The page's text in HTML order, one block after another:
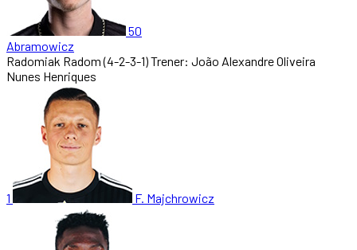
50
Abramowicz
Radomiak Radom (4-2-3-1)Trener: João Alexandre Oliveira
Nunes Henriques
1 F. Majchrowicz